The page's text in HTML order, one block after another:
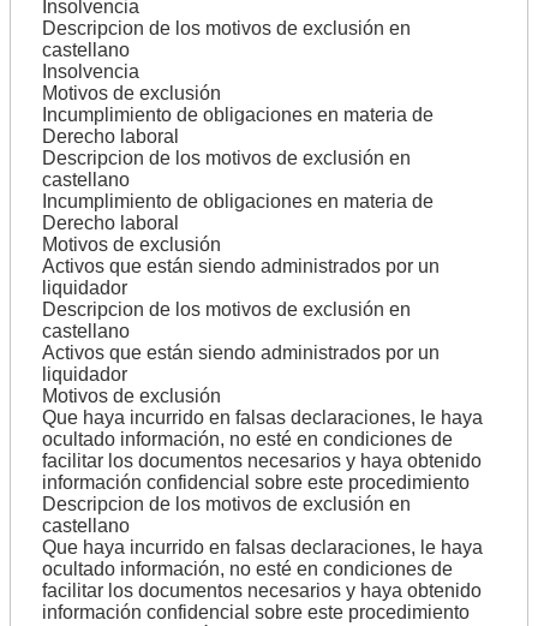
Insolvencia
Descripcion de los motivos de exclusión en
castellano
Insolvencia
Motivos de exclusión
Incumplimiento de obligaciones en materia de
Derecho laboral
Descripcion de los motivos de exclusión en
castellano
Incumplimiento de obligaciones en materia de
Derecho laboral
Motivos de exclusión
Activos que están siendo administrados por un
liquidador
Descripcion de los motivos de exclusión en
castellano
Activos que están siendo administrados por un
liquidador
Motivos de exclusión
Que haya incurrido en falsas declaraciones, le haya
ocultado información, no esté en condiciones de
facilitar los documentos necesarios y haya obtenido
información confidencial sobre este procedimiento
Descripcion de los motivos de exclusión en
castellano
Que haya incurrido en falsas declaraciones, le haya
ocultado información, no esté en condiciones de
facilitar los documentos necesarios y haya obtenido
información confidencial sobre este procedimiento